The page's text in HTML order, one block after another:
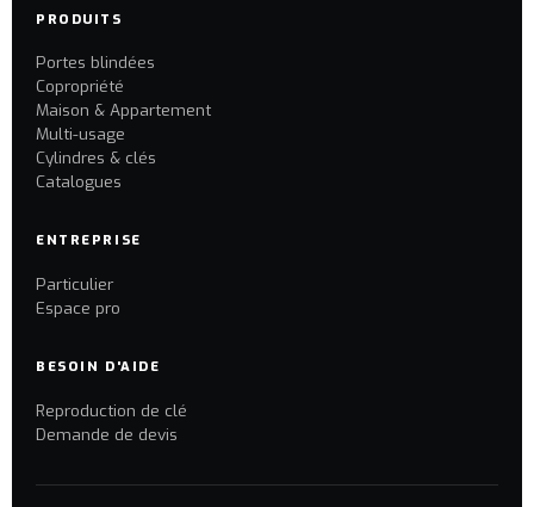
PRODUITS
Portes blindées
Copropriété
Maison & Appartement
Multi-usage
Cylindres & clés
Catalogues
ENTREPRISE
Particulier
Espace pro
BESOIN D'AIDE
Reproduction de clé
Demande de devis